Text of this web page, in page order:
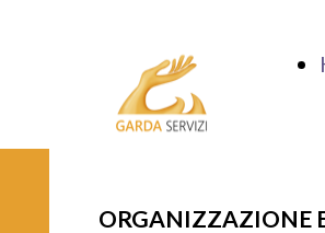
ORGANIZZAZIONE